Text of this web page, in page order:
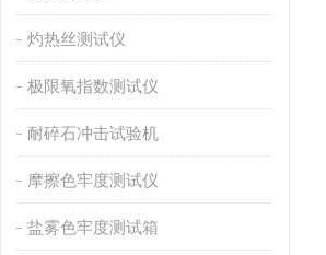
灼热丝测试仪
极限氧指数测试仪
耐碎石冲击试验机
摩擦色牢度测试仪
盐雾色牢度测试箱